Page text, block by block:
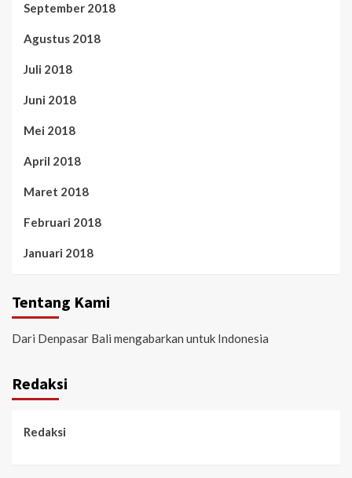
September 2018
Agustus 2018
Juli 2018
Juni 2018
Mei 2018
April 2018
Maret 2018
Februari 2018
Januari 2018
Tentang Kami
Dari Denpasar Bali mengabarkan untuk Indonesia
Redaksi
Redaksi